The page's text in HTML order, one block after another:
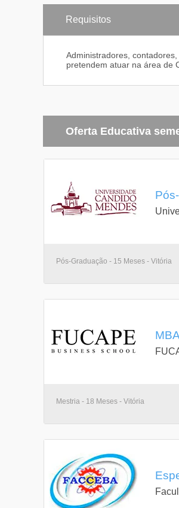
Requisitos
Administradores,
pretendem atuar na área de
Oferta Educativa
Pós-Graduação - 15 Meses - Vitória
Mestria - 18 Meses - Vitória